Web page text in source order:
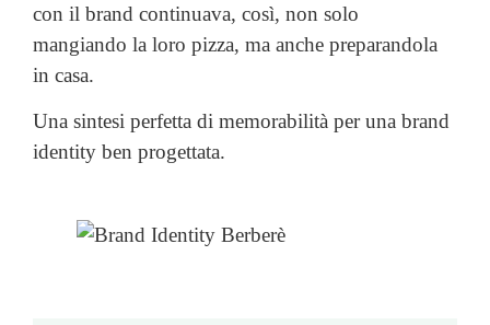
con il brand continuava, così, non solo
mangiando la loro pizza, ma anche preparandola
in casa.
Una sintesi perfetta di memorabilità per una brand
identity ben progettata.